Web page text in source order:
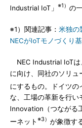
Industrial IoT」 ※1） の
※1）関連記事： 米独の
NECがIoTモノづくり
NEC Industrial IoTは
に向け、同社のソリュ
にするもの。ドイツ
な、工場の革新を行
Innovation（つながる
ーネット ※3） が象徴す